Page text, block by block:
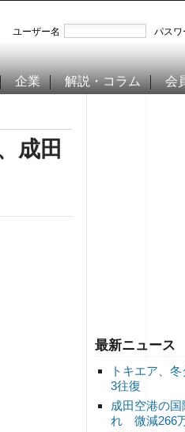
ユーザー名
パスワ
企業 解説・コラム 会
最新ニュース
トキエア、
3往復
成田空港の
れ 微減266
成田